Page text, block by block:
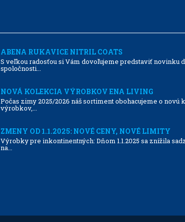
ABENA RUKAVICE NITRIL COATS
S veľkou radosťou si Vám dovoľujeme predstaviť novinku
spoločnosti...
NOVÁ KOLEKCIA VÝROBKOV ENA LIVING
Počas zimy 2025/2026 náš sortiment obohacujeme o novú
výrobkov,...
ZMENY OD 1.1.2025: NOVÉ CENY, NOVÉ LIMITY
Výrobky pre inkontinentných: Dňom 1.1.2025 sa znížila
na...